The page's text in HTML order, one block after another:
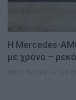
Η Mercedes-
με χρόνο –